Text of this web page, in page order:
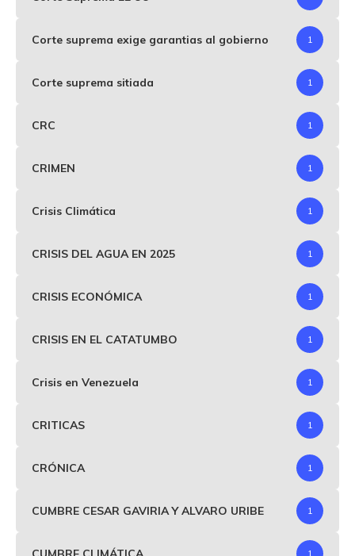
Corte suprema exige garantias al gobierno 1
Corte suprema sitiada 1
CRC 1
CRIMEN 1
Crisis Climática 1
CRISIS DEL AGUA EN 2025 1
CRISIS ECONÓMICA 1
CRISIS EN EL CATATUMBO 1
Crisis en Venezuela 1
CRITICAS 1
CRÓNICA 1
CUMBRE CESAR GAVIRIA Y ALVARO URIBE 1
1